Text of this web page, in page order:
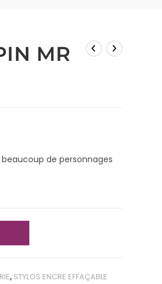
MR
de personnages
, STYLOS ENCRE EFFAÇABLE